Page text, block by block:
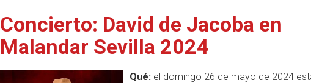
Concierto: David de Jacoba en
Malandar Sevilla 2024
Qué:el domingo 26 de mayo de 2024